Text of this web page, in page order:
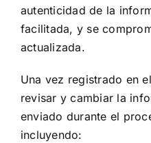
autenticidad de la
facilitada, y se
actualizada.
Una vez registrado en
revisar y cambiar la
enviado durante el
incluyendo: